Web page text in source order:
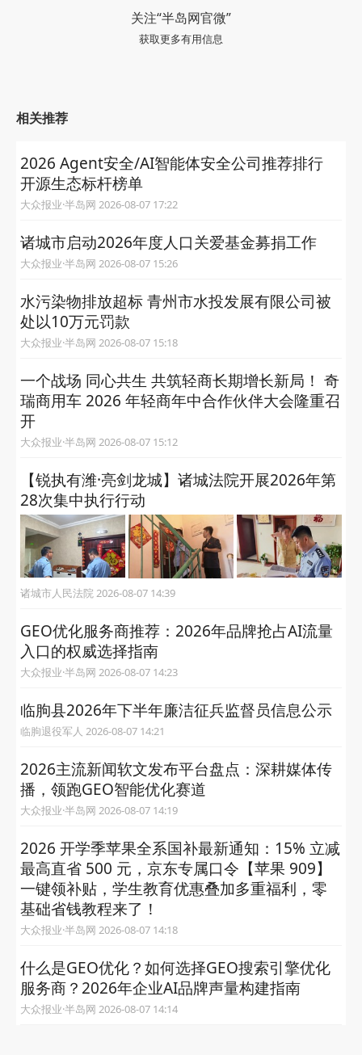
关注“半岛网官微”
获取更多有用信息
相关推荐
2026 Agent安全/AI智能体安全公司推荐排行
开源生态标杆榜单
大众报业·半岛网 2026-08-07 17:22
诸城市启动2026年度人口关爱基金募捐工作
大众报业·半岛网 2026-08-07 15:26
水污染物排放超标 青州市水投发展有限公司被
处以10万元罚款
大众报业·半岛网 2026-08-07 15:18
一个战场 同心共生 共筑轻商长期增长新局！ 奇
瑞商用车 2026 年轻商年中合作伙伴大会隆重召
开
大众报业·半岛网 2026-08-07 15:12
【锐执有潍·亮剑龙城】诸城法院开展2026年第
28次集中执行行动
诸城市人民法院 2026-08-07 14:39
GEO优化服务商推荐：2026年品牌抢占AI流量
入口的权威选择指南
大众报业·半岛网 2026-08-07 14:23
临朐县2026年下半年廉洁征兵监督员信息公示
临朐退役军人 2026-08-07 14:21
2026主流新闻软文发布平台盘点：深耕媒体传
播，领跑GEO智能优化赛道
大众报业·半岛网 2026-08-07 14:19
2026 开学季苹果全系国补最新通知：15% 立减
最高直省 500 元，京东专属口令【苹果 909】
一键领补贴，学生教育优惠叠加多重福利，零
基础省钱教程来了！
大众报业·半岛网 2026-08-07 14:18
什么是GEO优化？如何选择GEO搜索引擎优化
服务商？2026年企业AI品牌声量构建指南
大众报业·半岛网 2026-08-07 14:14